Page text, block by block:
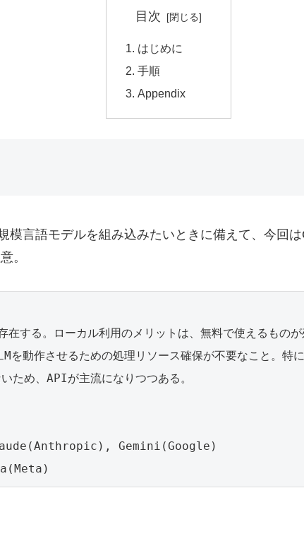
目次
はじめに
手順
Appendix
模言語モデルを組み込みたいときに備えて、今回
。
する。ローカル利用のメリットは、無料で使えるもの
を動作させるための処理リソース確保が不要なこと。
ため、APIが主流になりつつある。
Gemini(Google)